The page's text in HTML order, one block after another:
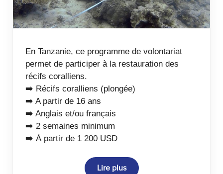
En Tanzanie, ce programme de volontariat
permet de participer à la restauration des
récifs coralliens.
➡️ Récifs coralliens (plongée)
➡️ A partir de 16 ans
➡️ Anglais et/ou français
➡️ 2 semaines minimum
➡️ À partir de 1 200 USD
Lire plus